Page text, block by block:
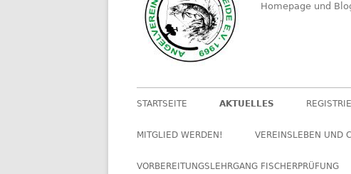
Homepage und
Primäres
Menü
STARTSEITE AKTUELLES
MITGLIED WERDEN! VEREINSLEBEN UND
VORBEREITUNGSLEHRGANG FISCHERPRÜFUNG